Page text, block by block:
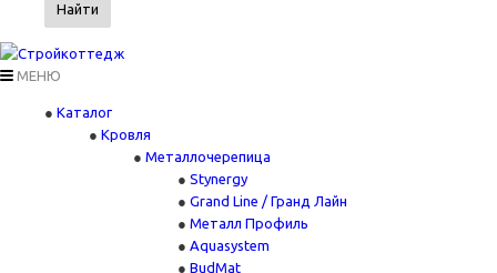
Найти
МЕНЮ
Каталог
Кровля
Металлочерепица
Stynergy
Grand Line / Гранд Лайн
Металл Профиль
Aquasystem
BudMat